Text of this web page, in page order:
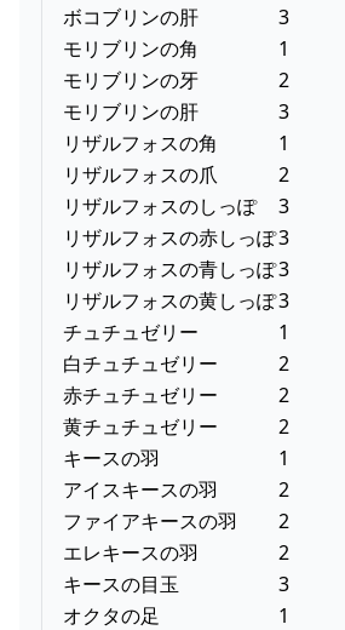
ボコブリンの肝
3
モリブリンの角
1
モリブリンの牙
2
モリブリンの肝
3
リザルフォスの角
1
リザルフォスの爪
2
リザルフォスのしっぽ
3
リザルフォスの赤しっぽ3
リザルフォスの青しっぽ3
リザルフォスの黄しっぽ3
チュチュゼリー
1
白チュチュゼリー
2
赤チュチュゼリー
2
黄チュチュゼリー
2
キースの羽
1
アイスキースの羽
2
ファイアキースの羽
2
エレキースの羽
2
キースの目玉
3
オクタの足
1